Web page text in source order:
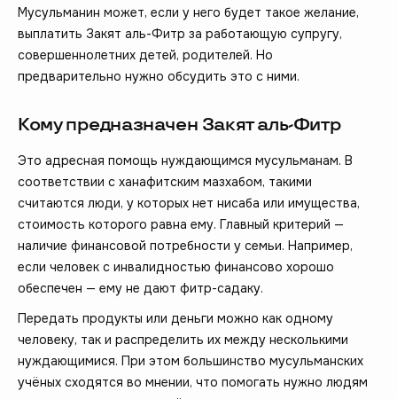
Мусульманин может, если у него будет такое желание,
выплатить Закят аль-Фитр за работающую супругу,
совершеннолетних детей, родителей. Но
предварительно нужно обсудить это с ними.
Кому предназначен Закят аль-Фитр
Это адресная помощь нуждающимся мусульманам. В
соответствии с ханафитским мазхабом, такими
считаются люди, у которых нет нисаба или имущества,
стоимость которого равна ему. Главный критерий —
наличие финансовой потребности у семьи. Например,
если человек с инвалидностью финансово хорошо
обеспечен — ему не дают фитр-садаку.
Передать продукты или деньги можно как одному
человеку, так и распределить их между несколькими
нуждающимися. При этом большинство мусульманских
учёных сходятся во мнении, что помогать нужно людям